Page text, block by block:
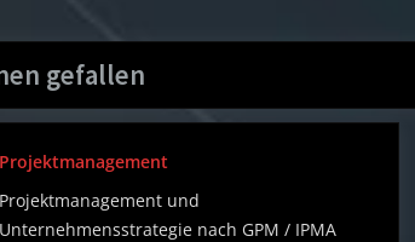
gefallen
Projektmanagement
Projektmanagement und
Unternehmensstrategie nach GPM / IPMA